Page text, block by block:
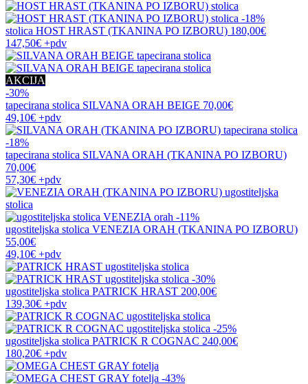
-18%
stolica HOST HRAST (TKANINA PO IZBORU) 180,00€
147,50€ +pdv
AKCIJA
-30%
tapecirana stolica SILVANA ORAH BEIGE 70,00€
49,10€ +pdv
-18%
tapecirana stolica SILVANA ORAH (TKANINA PO IZBORU)
70,00€
57,30€ +pdv
-11%
ugostiteljska stolica VENEZIA ORAH (TKANINA PO IZBORU)
55,00€
49,10€ +pdv
-30%
ugostiteljska stolica PATRICK HRAST 200,00€
139,30€ +pdv
-25%
ugostiteljska stolica PATRICK R COGNAC 240,00€
180,20€ +pdv
-43%